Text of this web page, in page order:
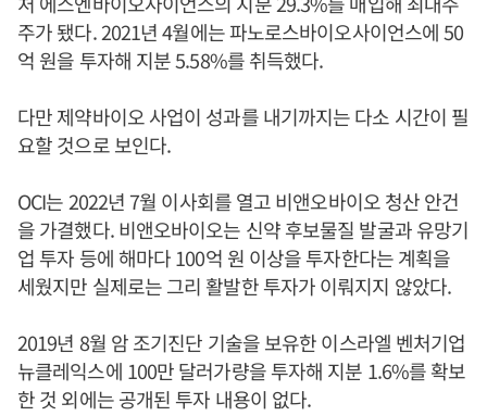
주가 됐다. 2021년 4월에는 파노로스바이오사이언스에 50
억 원을 투자해 지분 5.58%를 취득했다.
다만 제약바이오 사업이 성과를 내기까지는 다소 시간이 필
요할 것으로 보인다.
OCI는 2022년 7월 이사회를 열고 비앤오바이오 청산 안건
을 가결했다. 비앤오바이오는 신약 후보물질 발굴과 유망기
업 투자 등에 해마다 100억 원 이상을 투자한다는 계획을
세웠지만 실제로는 그리 활발한 투자가 이뤄지지 않았다.
2019년 8월 암 조기진단 기술을 보유한 이스라엘 벤처기업
뉴클레익스에 100만 달러가량을 투자해 지분 1.6%를 확보
한 것 외에는 공개된 투자 내용이 없다.